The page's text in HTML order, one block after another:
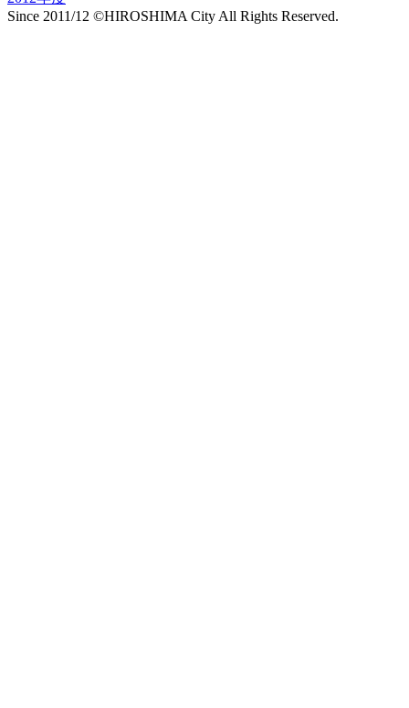
Since 2011/12 ©HIROSHIMA City All Rights Reserved.